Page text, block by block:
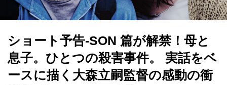
ショート予告-SON 篇が解禁！母と
息子。ひとつの殺害事件。 実話をベ
ースに描く大森立嗣監督の感動の衝